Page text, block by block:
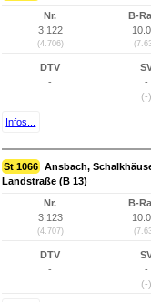
Nr.
3.122
(4.706)
B-
DTV
-
-
(-)
Infos...
St 1066 Ansbach,
Landstraße (B 13)
Nr.
3.123
(4.707)
B-
DTV
-
-
(-)